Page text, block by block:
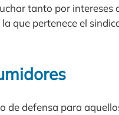
tanto por intereses
que pertenece el
de defensa para